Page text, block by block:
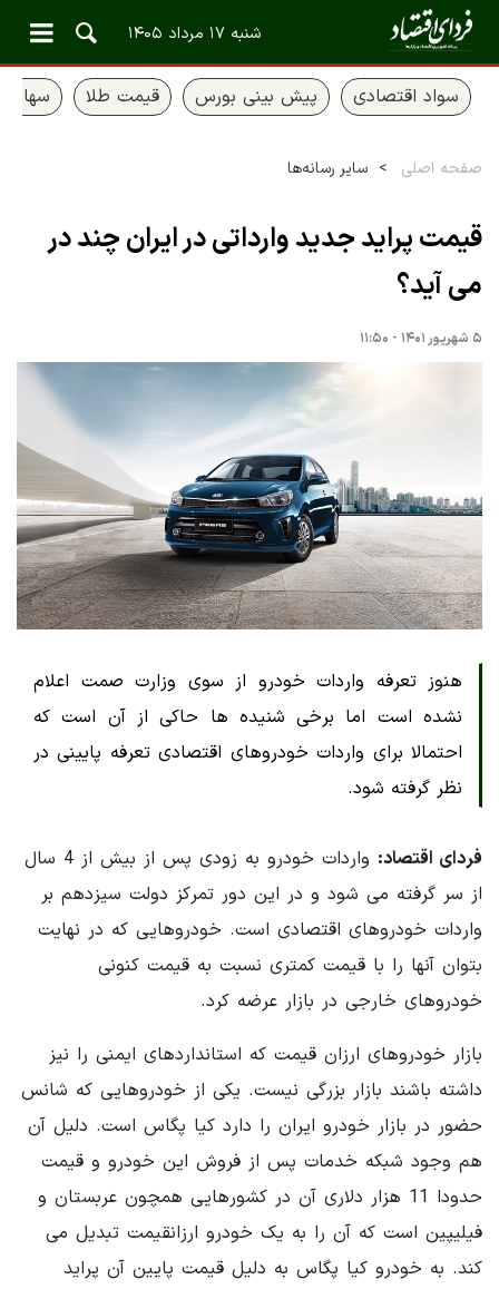
شنبه ۱۷ مرداد ۱۴۰۵
سواد اقتصادی پیش بینی بورس قیمت طلا سهام
صفحه اصلی سایر رسانه‌ها
قیمت پراید جدید وارداتی در ایران چند در
می آید؟
۵ شهریور ۱۴۰۱ - ۱۱:۵۰
هنوز تعرفه واردات خودرو از سوی وزارت صمت اعلام
نشده است اما برخی شنیده ها حاکی از آن است که
احتمالا برای واردات خودروهای اقتصادی تعرفه پایینی در
نظر گرفته شود.
فردای اقتصاد:
واردات خودرو به زودی پس از بیش از 4 سال
از سر گرفته می شود و در این دور تمرکز دولت سیزدهم بر
واردات خودروهای اقتصادی است. خودروهایی که در نهایت
بتوان آنها را با قیمت کمتری نسبت به قیمت کنونی
خودروهای خارجی در بازار عرضه کرد.
بازار خودروهای ارزان قیمت که استانداردهای ایمنی را نیز
داشته باشند بازار بزرگی نیست. یکی از خودروهایی که شانس
حضور در بازار خودرو ایران را دارد کیا پگاس است. دلیل آن
هم وجود شبکه خدمات پس از فروش این خودرو و قیمت
حدودا 11 هزار دلاری آن در کشورهایی همچون عربستان و
فیلیپین است که آن را به یک خودرو ارزانقیمت تبدیل می
کند. به خودرو کیا پگاس به دلیل قیمت پایین آن پراید